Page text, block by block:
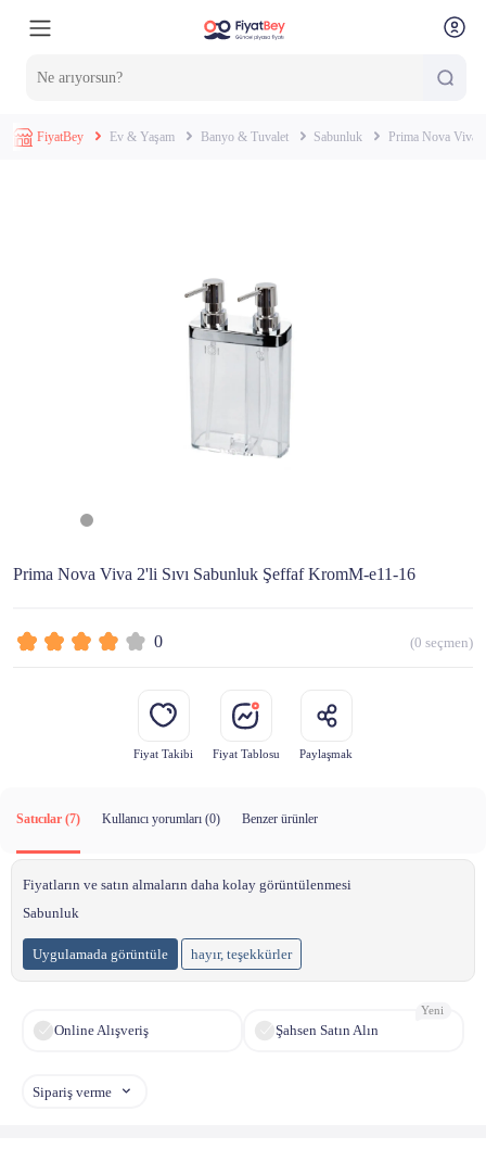
FiyatBey Ev & Yaşam Banyo & Tuvalet Sabunluk Prima Nova Viva
Prima Nova Viva 2'li Sıvı Sabunluk Şeffaf KromM-e11-16
0 (0 seçmen)
Fiyat Takibi Fiyat Tablosu Paylaşmak
Satıcılar (7) Kullanıcı yorumları (0) Benzer ürünler
Fiyatların ve satın almaların daha kolay görüntülenmesi
Sabunluk
Uygulamada görüntüle hayır, teşekkürler
Online Alışveriş Şahsen Satın Alın
Yeni
Sipariş verme